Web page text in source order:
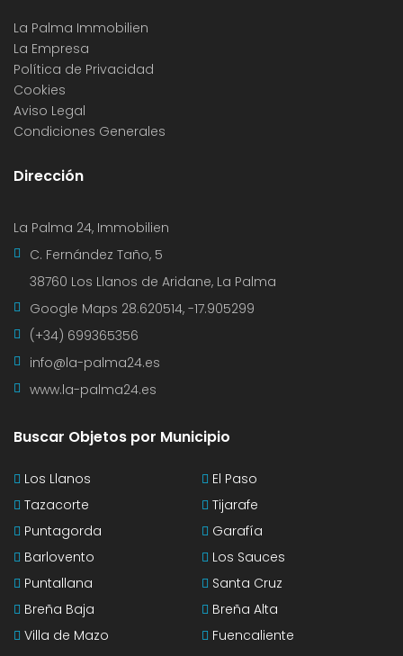
La Palma Immobilien
La Empresa
Política de Privacidad
Cookies
Aviso Legal
Condiciones Generales
Dirección
La Palma 24, Immobilien
C. Fernández Taño, 5
38760 Los Llanos de Aridane, La Palma
Google Maps 28.620514, -17.905299
(+34) 699365356
info@la-palma24.es
www.la-palma24.es
Buscar Objetos por Municipio
Los Llanos
El Paso
Tazacorte
Tijarafe
Puntagorda
Garafía
Barlovento
Los Sauces
Puntallana
Santa Cruz
Breña Baja
Breña Alta
Villa de Mazo
Fuencaliente